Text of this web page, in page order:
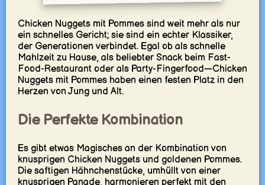
Chicken Nuggets mit Pommes sind weit mehr als nur
ein schnelles Gericht; sie sind ein echter Klassiker,
der Generationen verbindet. Egal ob als schnelle
Mahlzeit zu Hause, als beliebter Snack beim Fast-
Food-Restaurant oder als Party-Fingerfood—Chicken
Nuggets mit Pommes haben einen festen Platz in den
Herzen von Jung und Alt.
Die Perfekte Kombination
Es gibt etwas Magisches an der Kombination von
knusprigen Chicken Nuggets und goldenen Pommes.
Die saftigen Hähnchenstücke, umhüllt von einer
knusprigen Panade, harmonieren perfekt mit den